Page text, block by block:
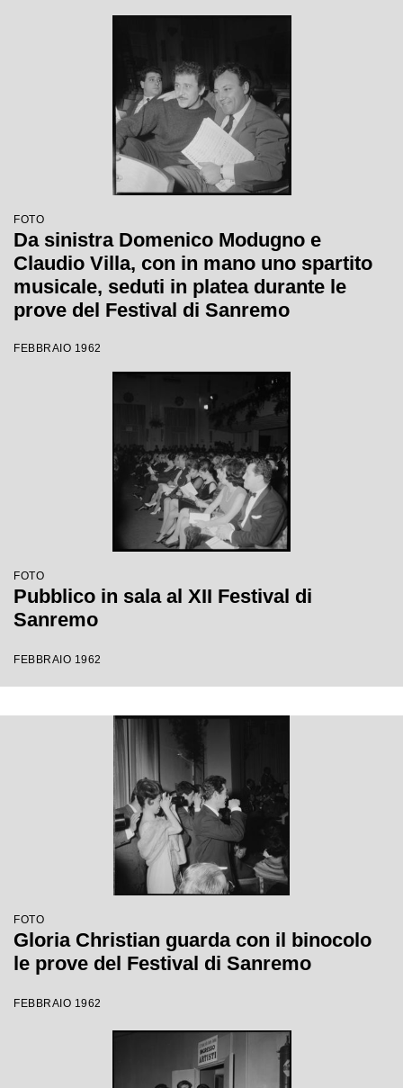
FOTO
Da sinistra Domenico Modugno e
Claudio Villa, con in mano uno spartito
musicale, seduti in platea durante le
prove del Festival di Sanremo
FEBBRAIO 1962
FOTO
Pubblico in sala al XII Festival di
Sanremo
FEBBRAIO 1962
FOTO
Gloria Christian guarda con il binocolo
le prove del Festival di Sanremo
FEBBRAIO 1962